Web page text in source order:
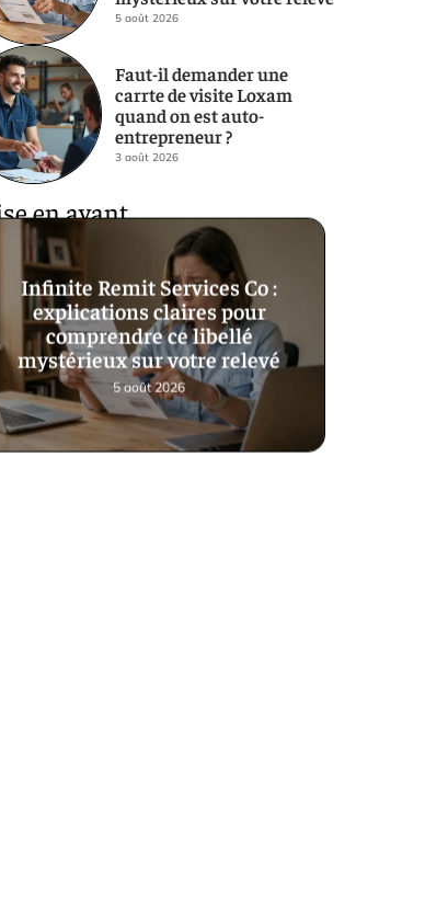
5 août 2026
Faut-il demander une
carrte de visite Loxam
quand on est auto-
entrepreneur ?
3 août 2026
en avant
Infinite Remit Services Co :
explications claires pour
comprendre ce libellé
mystérieux sur votre relevé
5 août 2026